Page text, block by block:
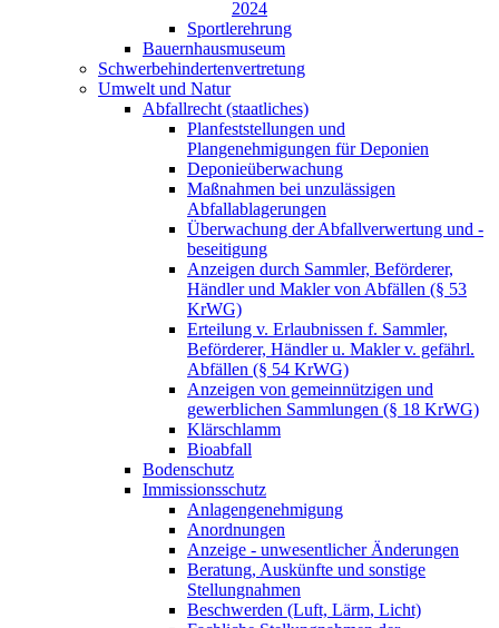
2024
Sportlerehrung
Bauernhausmuseum
Schwerbehindertenvertretung
Umwelt und Natur
Abfallrecht (staatliches)
Planfeststellungen und
Plangenehmigungen für Deponien
Deponieüberwachung
Maßnahmen bei unzulässigen
Abfallablagerungen
Überwachung der Abfallverwertung und -
beseitigung
Anzeigen durch Sammler, Beförderer,
Händler und Makler von Abfällen (§ 53
KrWG)
Erteilung v. Erlaubnissen f. Sammler,
Beförderer, Händler u. Makler v. gefährl.
Abfällen (§ 54 KrWG)
Anzeigen von gemeinnützigen und
gewerblichen Sammlungen (§ 18 KrWG)
Klärschlamm
Bioabfall
Bodenschutz
Immissionsschutz
Anlagengenehmigung
Anordnungen
Anzeige - unwesentlicher Änderungen
Beratung, Auskünfte und sonstige
Stellungnahmen
Beschwerden (Luft, Lärm, Licht)